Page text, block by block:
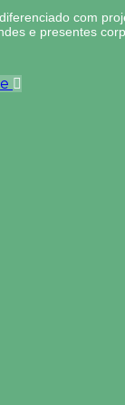
com
e presentes